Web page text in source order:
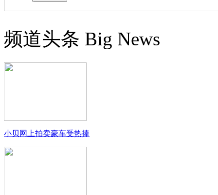
频道头条 Big News
小贝网上拍卖豪车受热捧